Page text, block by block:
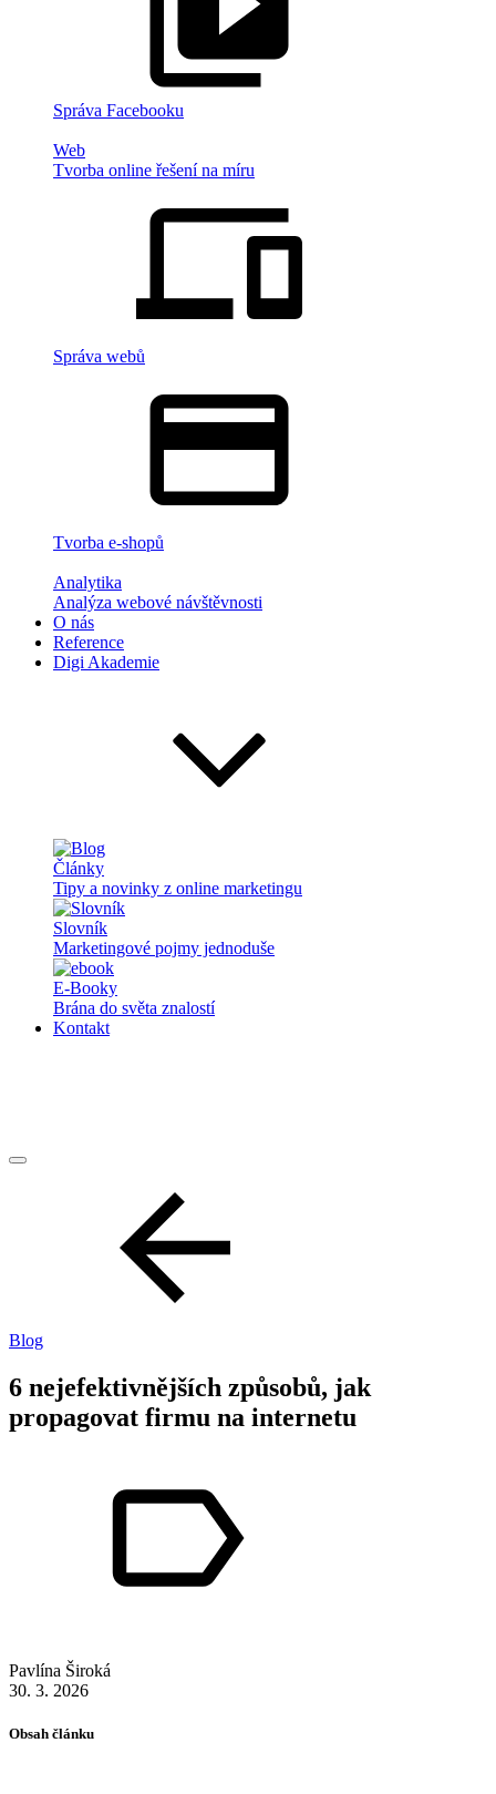
Správa Facebooku
Web
Tvorba online řešení na míru
Správa webů
Tvorba e-shopů
Analytika
Analýza webové návštěvnosti
O nás
Reference
Digi Akademie
Články
Tipy a novinky z online marketingu
Slovník
Marketingové pojmy jednoduše
E-Booky
Brána do světa znalostí
Kontakt
Blog
6 nejefektivnějších způsobů, jak
propagovat firmu na internetu
Pavlína Široká
30. 3. 2026
Obsah článku